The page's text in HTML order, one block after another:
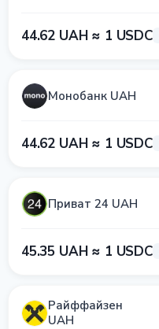
44.62 UAH ≈ 1 USDC
Монобанк UAH
44.62 UAH ≈ 1 USDC
Приват 24 UAH
45.35 UAH ≈ 1 USDC
Райффайзен
UAH